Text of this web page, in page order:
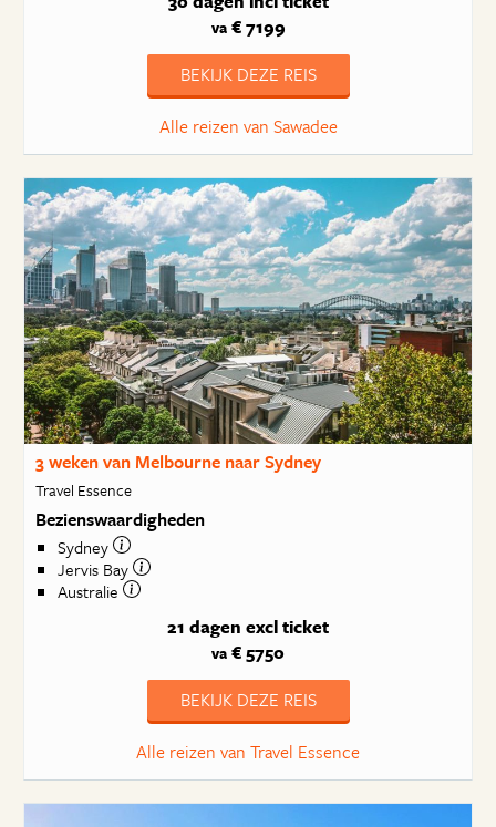
va€ 7199
BEKIJK DEZE REIS
Alle reizen van Sawadee
3 weken van Melbourne naar Sydney
Travel Essence
Bezienswaardigheden
Sydney
Jervis Bay
Australie
21 dagen excl ticket
va € 5750
BEKIJK DEZE REIS
Alle reizen van Travel Essence